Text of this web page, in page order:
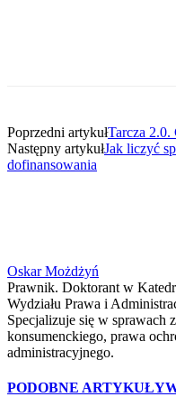
Poprzedni artykułTarcza 2.0.
Następny artykułJak liczyć
dofinansowania
Oskar Możdżyń
Prawnik. Doktorant w
Wydziału Prawa i
Specjalizuje się w sprawach
konsumenckiego, prawa
administracyjnego.
PODOBNE ARTYKUŁY